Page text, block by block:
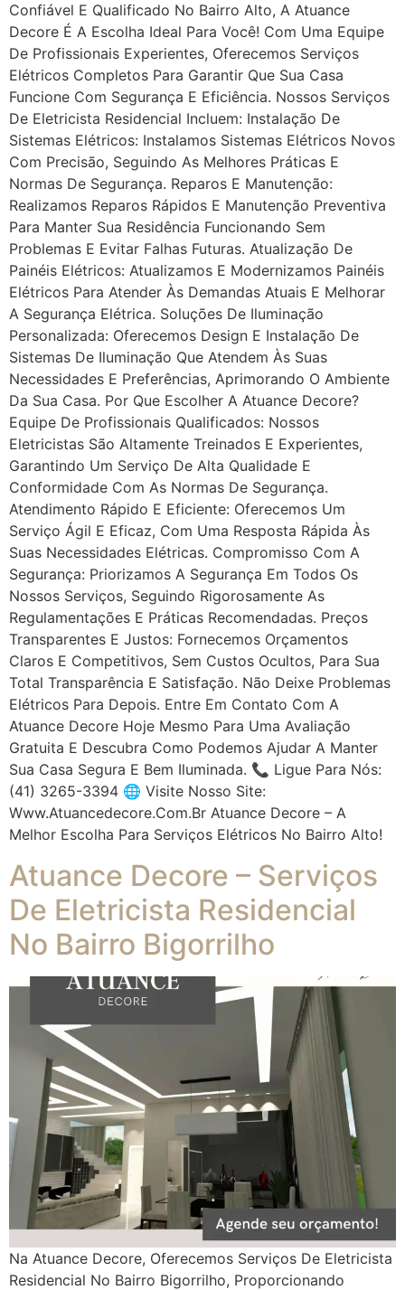
Confiável E Qualificado No Bairro Alto, A Atuance
Decore É A Escolha Ideal Para Você! Com Uma Equipe
De Profissionais Experientes, Oferecemos Serviços
Elétricos Completos Para Garantir Que Sua Casa
Funcione Com Segurança E Eficiência. Nossos Serviços
De Eletricista Residencial Incluem: Instalação De
Sistemas Elétricos: Instalamos Sistemas Elétricos Novos
Com Precisão, Seguindo As Melhores Práticas E
Normas De Segurança. Reparos E Manutenção:
Realizamos Reparos Rápidos E Manutenção Preventiva
Para Manter Sua Residência Funcionando Sem
Problemas E Evitar Falhas Futuras. Atualização De
Painéis Elétricos: Atualizamos E Modernizamos Painéis
Elétricos Para Atender Às Demandas Atuais E Melhorar
A Segurança Elétrica. Soluções De Iluminação
Personalizada: Oferecemos Design E Instalação De
Sistemas De Iluminação Que Atendem Às Suas
Necessidades E Preferências, Aprimorando O Ambiente
Da Sua Casa. Por Que Escolher A Atuance Decore?
Equipe De Profissionais Qualificados: Nossos
Eletricistas São Altamente Treinados E Experientes,
Garantindo Um Serviço De Alta Qualidade E
Conformidade Com As Normas De Segurança.
Atendimento Rápido E Eficiente: Oferecemos Um
Serviço Ágil E Eficaz, Com Uma Resposta Rápida Às
Suas Necessidades Elétricas. Compromisso Com A
Segurança: Priorizamos A Segurança Em Todos Os
Nossos Serviços, Seguindo Rigorosamente As
Regulamentações E Práticas Recomendadas. Preços
Transparentes E Justos: Fornecemos Orçamentos
Claros E Competitivos, Sem Custos Ocultos, Para Sua
Total Transparência E Satisfação. Não Deixe Problemas
Elétricos Para Depois. Entre Em Contato Com A
Atuance Decore Hoje Mesmo Para Uma Avaliação
Gratuita E Descubra Como Podemos Ajudar A Manter
Sua Casa Segura E Bem Iluminada. 📞 Ligue Para Nós:
(41) 3265-3394 🌐 Visite Nosso Site:
Www.atuancedecore.com.br Atuance Decore – A
Melhor Escolha Para Serviços Elétricos No Bairro Alto!
Atuance Decore – Serviços
De Eletricista Residencial
No Bairro Bigorrilho
Na Atuance Decore, Oferecemos Serviços De Eletricista
Residencial No Bairro Bigorrilho, Proporcionando